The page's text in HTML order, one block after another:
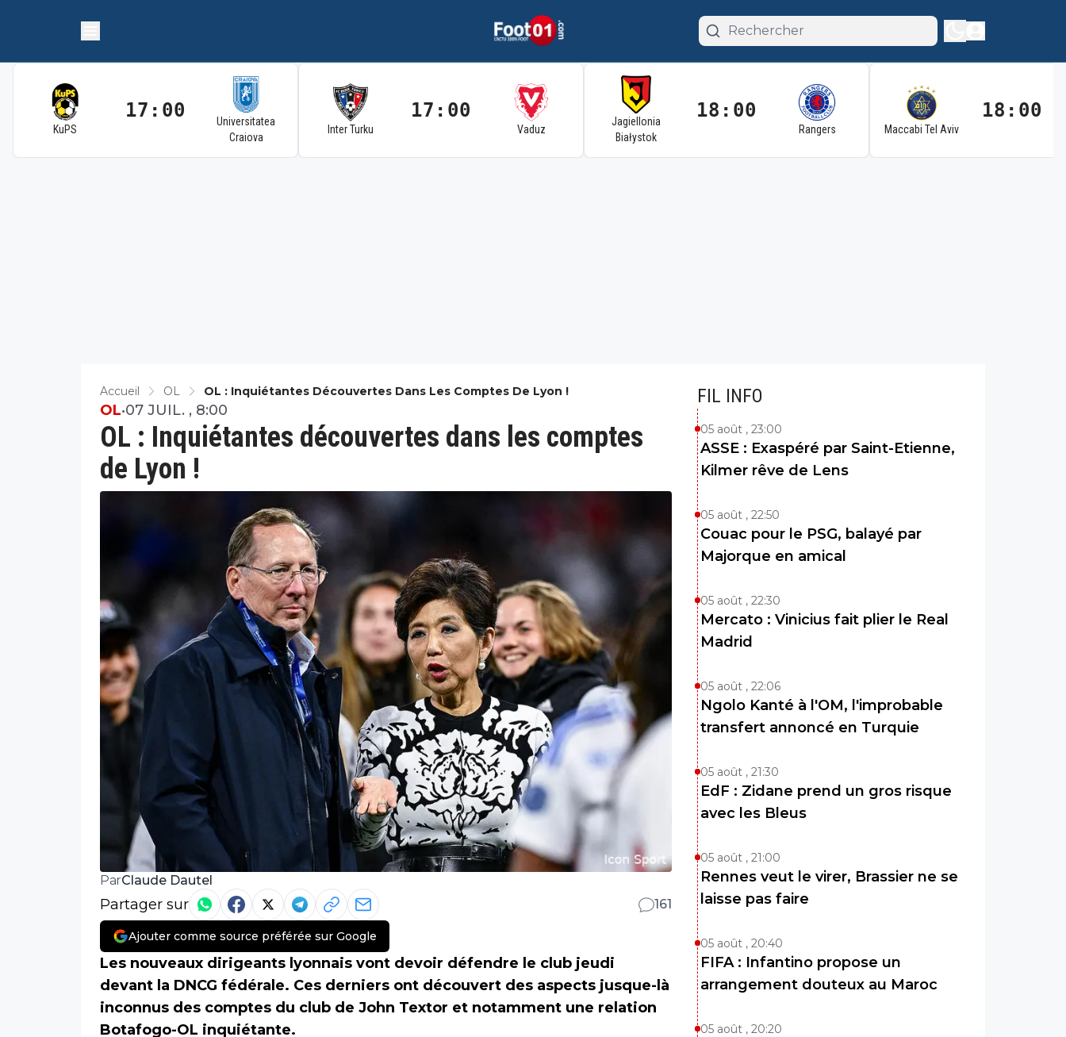
KuPS
17:00
Universitatea
Craiova
Inter Turku
17:00
Vaduz
Jagiellonia
Białystok
18:00
Rangers Maccabi Tel Aviv
18:00
Accueil OL OL : Inquiétantes Découvertes Dans Les Comptes De Lyon !
OL : Inquiétantes découvertes dans les comptes
de Lyon !
OL•07 JUIL. , 8:00
ParClaude Dautel
Partager sur 161
Ajouter comme source préférée sur Google
Les nouveaux dirigeants lyonnais vont devoir défendre le club jeudi
devant la DNCG fédérale. Ces derniers ont découvert des aspects jusque-là
inconnus des comptes du club de John Textor et notamment une relation
Botafogo-OL inquiétante.
FIL INFO
05 août , 23:00
ASSE : Exaspéré par Saint-Etienne,
Kilmer rêve de Lens
05 août , 22:50
Couac pour le PSG, balayé par
Majorque en amical
05 août , 22:30
Mercato : Vinicius fait plier le Real
Madrid
05 août , 22:06
Ngolo Kanté à l'OM, l'improbable
transfert annoncé en Turquie
05 août , 21:30
EdF : Zidane prend un gros risque
avec les Bleus
05 août , 21:00
Rennes veut le virer, Brassier ne se
laisse pas faire
05 août , 20:40
FIFA : Infantino propose un
arrangement douteux au Maroc
05 août , 20:20